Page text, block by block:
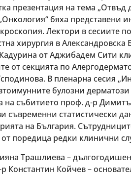
презентация на тема
бяха
Лектори в сесиите
хирургия в
от Аджибадем Сити
от секцията по
В пленарна сесия
булозни
събитието проф. д-р
статистически
на България.
поредица редки клинични
Трашлиева –
Койчев –